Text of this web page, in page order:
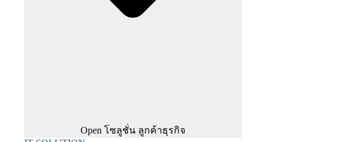
Open โซลูชั่น ลูกค้าธุรกิจ